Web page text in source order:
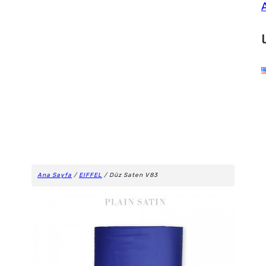
Ana Sayfa / EIFFEL / Düz Saten V83